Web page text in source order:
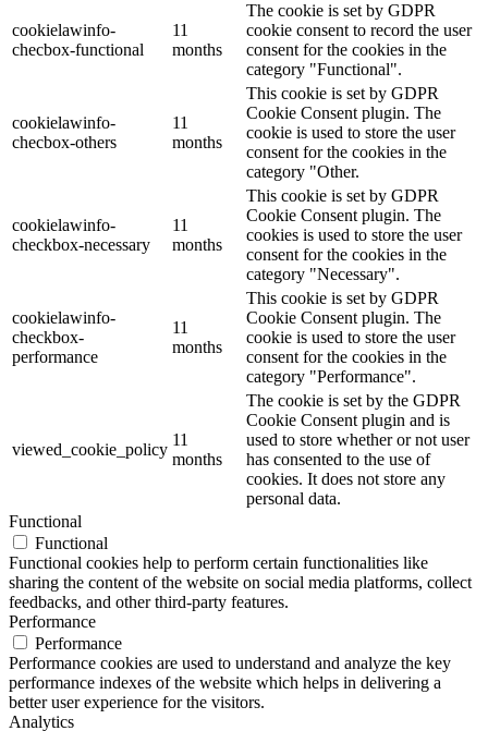
cookielawinfo-
checbox-functional
11
months
The cookie is set by GDPR
cookie consent to record the user
consent for the cookies in the
category "Functional".
cookielawinfo-
checbox-others
11
months
This cookie is set by GDPR
Cookie Consent plugin. The
cookie is used to store the user
consent for the cookies in the
category "Other.
cookielawinfo-
checkbox-necessary
11
months
This cookie is set by GDPR
Cookie Consent plugin. The
cookies is used to store the user
consent for the cookies in the
category "Necessary".
cookielawinfo-
checkbox-
performance
11
months
This cookie is set by GDPR
Cookie Consent plugin. The
cookie is used to store the user
consent for the cookies in the
category "Performance".
viewed_cookie_policy
11
months
The cookie is set by the GDPR
Cookie Consent plugin and is
used to store whether or not user
has consented to the use of
cookies. It does not store any
personal data.
Functional
Functional
Functional cookies help to perform certain functionalities like
sharing the content of the website on social media platforms, collect
feedbacks, and other third-party features.
Performance
Performance
Performance cookies are used to understand and analyze the key
performance indexes of the website which helps in delivering a
better user experience for the visitors.
Analytics